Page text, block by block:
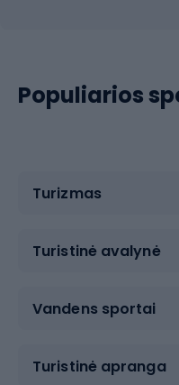
Populiarios
Turizmas
Turistinė avalynė
Vandens sportai
Turistinė apranga